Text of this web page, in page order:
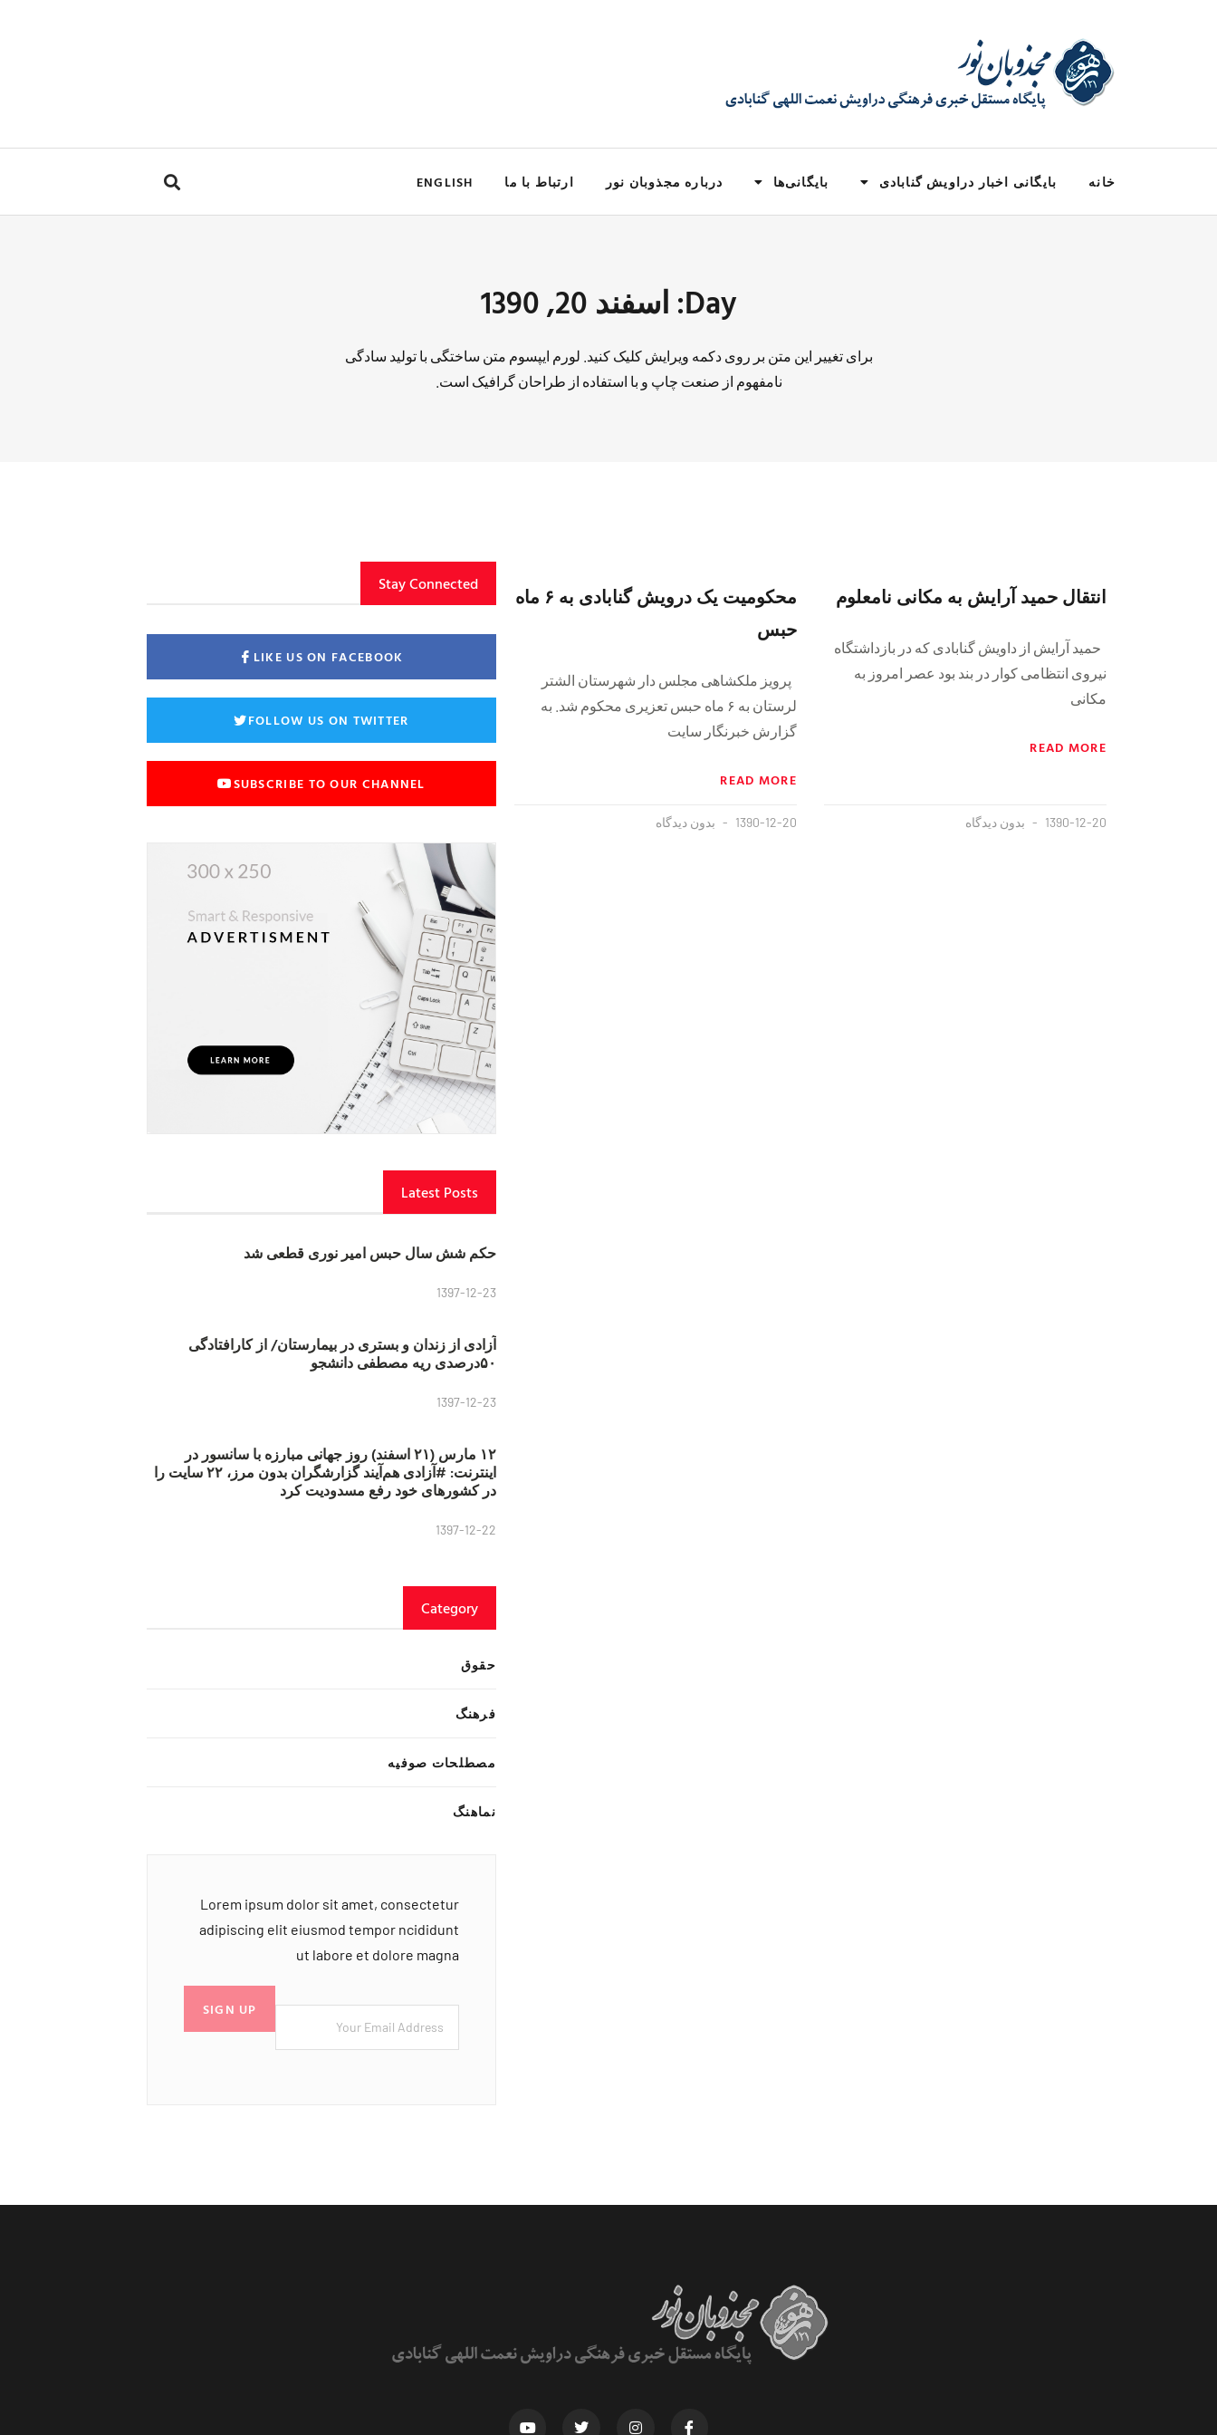
خانه بایگانی اخبار دراویش گنابادی بایگانی‌ها درباره مجذوبان نور ارتباط با ما ENGLISH
Day: اسفند 20, 1390
برای تغییر این متن بر روی دکمه ویرایش کلیک کنید. لورم ایپسوم متن ساختگی با تولید سادگی
نامفهوم از صنعت چاپ و با استفاده از طراحان گرافیک است.
انتقال حمید آرایش به مکانی نامعلوم
حمید آرایش از داویش گنابادی که در بازداشتگاه
نیروی انتظامی کوار در بند بود عصر امروز به
مکانی
READ MORE
1390-12-20 بدون دیدگاه
محکومیت یک درویش گنابادی به ۶ ماه
حبس‎
پرویز ملکشاهی مجلس دار شهرستان الشتر
لرستان به ۶ ماه حبس تعزیری محکوم شد. به
گزارش خبرنگار سایت
READ MORE
1390-12-20 بدون دیدگاه
Stay Connected
LIKE US ON FACEBOOK
FOLLOW US ON TWITTER
SUBSCRIBE TO OUR CHANNEL
Latest Posts
حکم شش سال حبس امیر نوری قطعی شد
1397-12-23
آزادی از زندان و بستری در بیمارستان/ از کارافتادگی
۵۰درصدی ریه مصطفی دانشجو
1397-12-23
۱۲ مارس (۲۱ اسفند) روز جهانی مبارزه با سانسور در
اینترنت: #آزادی هم‌آیند گزارشگران‌ بدون مرز، ۲۲ سایت را
در کشورهای خود رفع مسدودیت کرد
1397-12-22
Category
حقوق
فرهنگ
مصطلحات صوفیه
نماهنگ
Lorem ipsum dolor sit amet, consectetur
adipiscing elit eiusmod tempor ncididunt
ut labore et dolore magna
SIGN UP